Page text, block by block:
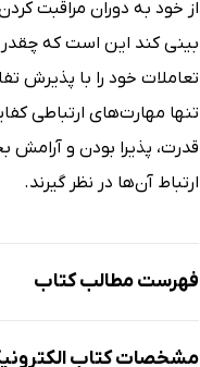
بینی کند این است که
تعاملات خود را با پذیرش
تنها مهارت‌های ارتباطی
قدرت، پذیرا بودن و
ارتباط آن‌ها در نظر گیرند.
فهرست مطالب کتاب
مشخصات کتاب